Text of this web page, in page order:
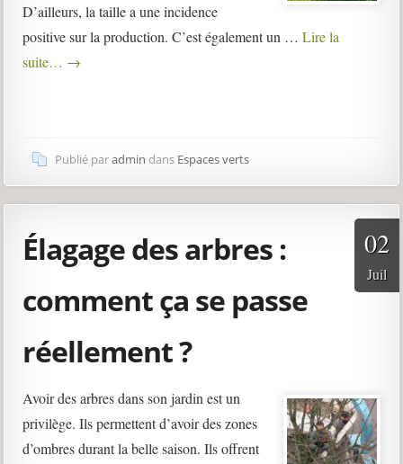
D’ailleurs, la taille a une incidence
positive sur la production. C’est également un …Lire la
suite… →
Publié paradmin dans Espaces verts
Élagage des arbres :
comment ça se passe
réellement ?
02
Juil
Avoir des arbres dans son jardin est un
privilège. Ils permettent d’avoir des zones
d’ombres durant la belle saison. Ils offrent